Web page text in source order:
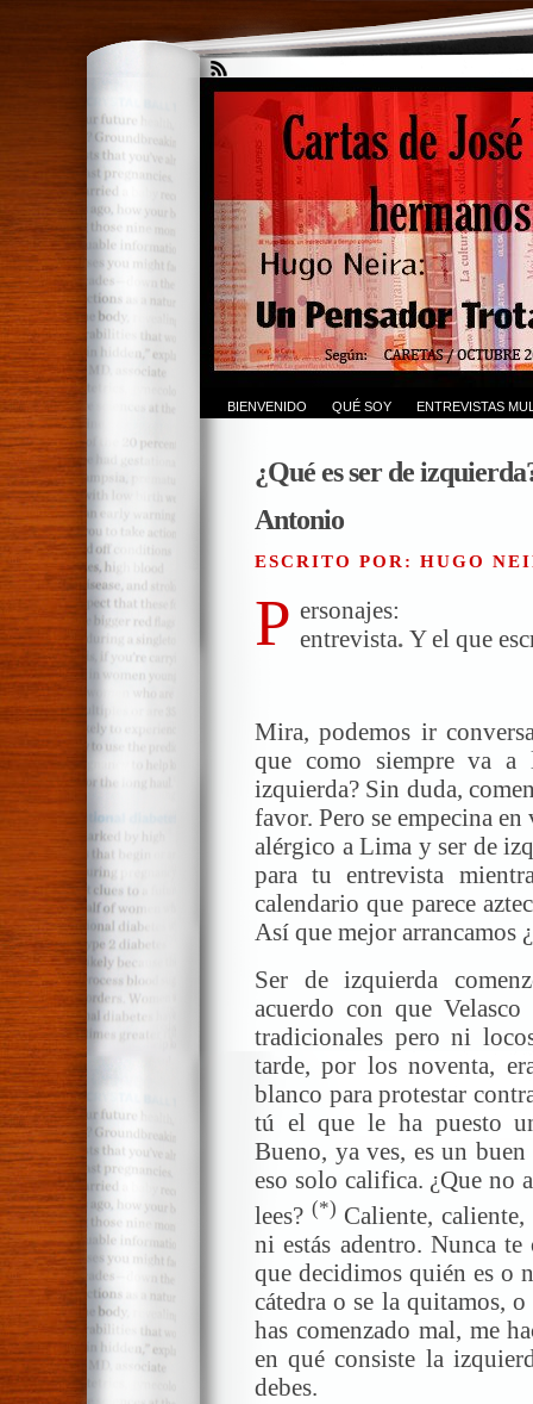
BIENVENIDO QUÉ SOY ENTREVISTAS
¿Qué es ser de
Antonio
ESCRITO POR: HUGO
P ersonajes:
entrevista. Y el que
Mira, podemos ir
que como siempre va a
izquierda? Sin duda,
favor. Pero se empecina
alérgico a Lima y ser de
para tu entrevista
calendario que parece
Así que mejor arrancamos
Ser de izquierda
acuerdo con que
tradicionales pero ni
tarde, por los noventa,
blanco para protestar
tú el que le ha puesto
Bueno, ya ves, es un
eso solo califica. ¿Que no
lees? (*) Caliente,
ni estás adentro. Nunca
que decidimos quién es o
cátedra o se la quitamos,
has comenzado mal, me
en qué consiste la
debes.